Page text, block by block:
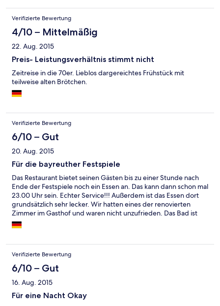
Verifizierte Bewertung
4/10 – Mittelmäßig
22. Aug. 2015
Preis- Leistungsverhältnis stimmt nicht
Zeitreise in die 70er. Lieblos dargereichtes Frühstück mit
teilweise alten Brötchen.
Verifizierte Bewertung
6/10 – Gut
20. Aug. 2015
Für die bayreuther Festspiele
Das Restaurant bietet seinen Gästen bis zu einer Stunde nach
Ende der Festspiele noch ein Essen an. Das kann dann schon mal
23.00 Uhr sein. Echter Service!!! Außerdem ist das Essen dort
grundsätzlich sehr lecker. Wir hatten eines der renovierten
Zimmer im Gasthof und waren nicht unzufrieden. Das Bad ist
allerdings sehr, sehr klein und es gibt keinen Balkon. Außerdem
schlägt die Kirchturmuhr - direkt vorm Fenster - ab 7.00 Uhr
Verifizierte Bewertung
6/10 – Gut
16. Aug. 2015
Für eine Nacht Okay